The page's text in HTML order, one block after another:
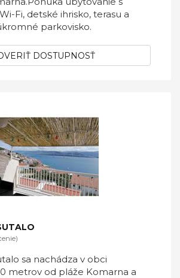
Fi, detské ihrisko, terasu a
​​parkovisko.
DOSTUPNOSŤ
sa nachádza v obci
metrov od pláže Komarna a